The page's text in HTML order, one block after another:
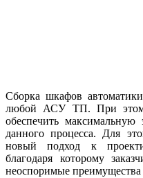
Сборка шкафов
любой АСУ ТП. При этом
обеспечить максимальную
данного процесса. Для
новый подход к
благодаря которому
неоспоримые